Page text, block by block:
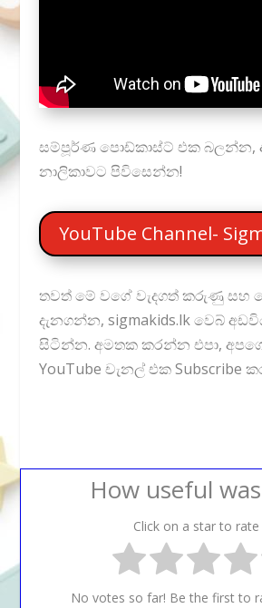
සම්පූර්ණ පොඩ්කාස්ට් එක බලන්න,
නාලිකාවට පිවිසෙන්න!
YouTube Channel-
තවත් මේ වගේ වැදගත් කරුණු සහ
දැනගන්න, sigmakids.lk වෙබ්
සිටින්න. අමතක කරන්න එපා, අපගේ
YouTube චැනල් එක Subscribe
How useful
Click on a star to rate
No votes so far! Be the first to